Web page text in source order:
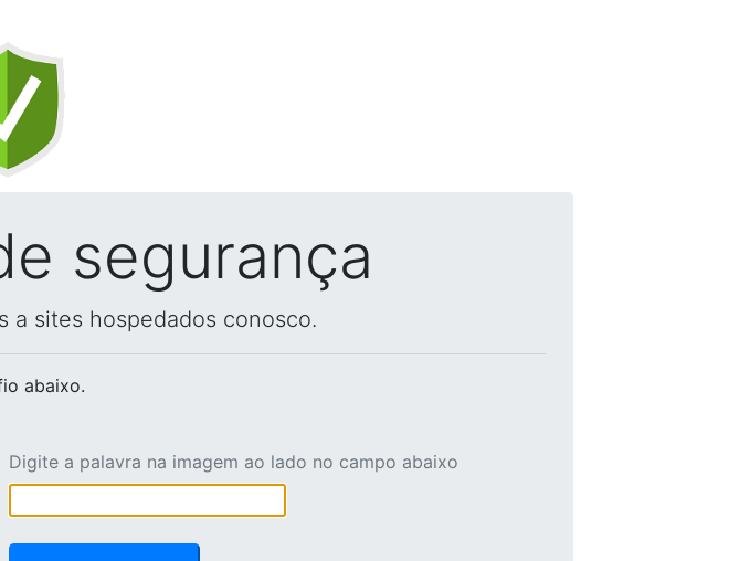
segurança
a sites hospedados conosco.
abaixo.
Digite a palavra na imagem ao lado no campo abaixo